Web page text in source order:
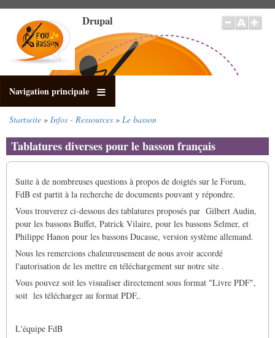
Inhalt
Drupal
Navigation principale
Startseite Infos - Ressources Le basson
Tablatures diverses pour le basson français
Suite à de nombreuses questions à propos de doigtés sur le Forum,
FdB est partit à la recherche de documents pouvant y répondre.
Vous trouverez ci-dessous des tablatures proposés par Gilbert Audin,
pour les bassons Buffet, Patrick Vilaire, pour les bassons Selmer, et
Philippe Hanon pour les bassons Ducasse, version système allemand.
Nous les remercions chaleureusement de nous avoir accordé
l'autorisation de les mettre en téléchargement sur notre site .
Vous pouvez soit les visualiser directement sous format "Livre PDF",
soit les télécharger au format PDF,.
L'équipe FdB